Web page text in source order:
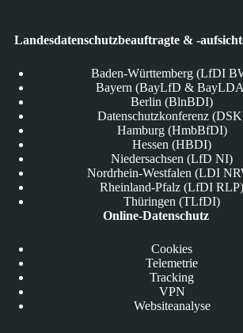
Landesdatenschutzbeauftragte & -
Baden-Württemberg (LfDI
Bayern (BayLfD &
Berlin (BlnBDI)
Datenschutzkonferenz
Hamburg (HmbBfDI)
Hessen (HBDI)
Niedersachsen (LfD NI)
Nordrhein-Westfalen (LDI
Rheinland-Pfalz (LfDI RLP)
Thüringen (TLfDI)
Online-Datenschutz
Cookies
Telemetrie
Tracking
VPN
Websiteanalyse